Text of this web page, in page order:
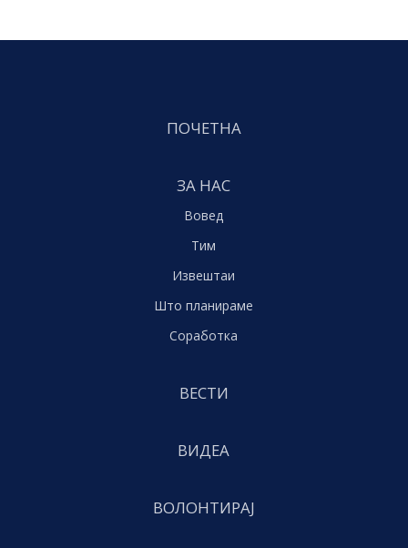
ПОЧЕТНА
ЗА НАС
Вовед
Тим
Извештаи
Што планираме
Соработка
ВЕСТИ
ВИДЕА
ВОЛОНТИРАЈ